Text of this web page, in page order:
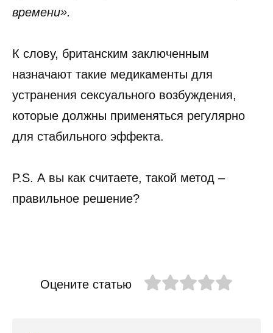
времени».
К слову, британским заключенным
назначают такие медикаменты для
устранения сексуального возбуждения,
которые должны применяться регулярно
для стабильного эффекта.
P.S. А вы как считаете, такой метод –
правильное решение?
Оцените статью